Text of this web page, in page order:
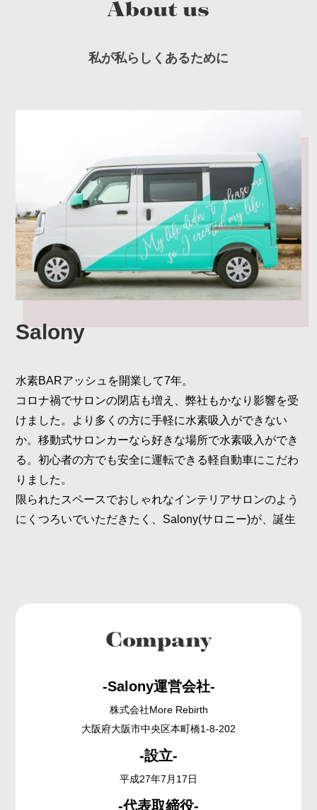
About us
私が私らしくあるために
Salony
水素BARアッシュを開業して7年。
コロナ禍でサロンの閉店も増え、弊社もかなり影響を受
けました。より多くの方に手軽に水素吸入ができない
か。移動式サロンカーなら好きな場所で水素吸入ができ
る。初心者の方でも安全に運転できる軽自動車にこだわ
りました。
限られたスペースでおしゃれなインテリアサロンのよう
にくつろいでいただきたく、Salony(サロニー)が、誕生
Company
-Salony運営会社-
株式会社More Rebirth
大阪府大阪市中央区本町橋1-8-202
-設立-
平成27年7月17日
-代表取締役-